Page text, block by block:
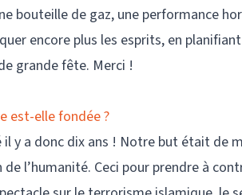
bouteille de gaz, une performance
encore plus les esprits, en
grande fête. Merci !
est-elle fondée ?
y a donc dix ans ! Notre but était de
l’humanité. Ceci pour prendre à